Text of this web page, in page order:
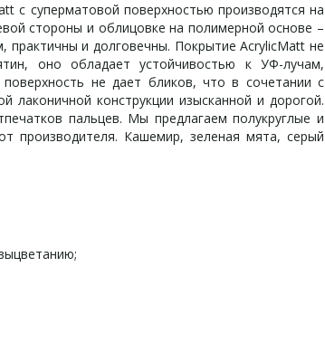
с суперматовой поверхностью производятся на
стороны и облицовке на полимерной основе –
практичны и долговечны. Покрытие AcrylicMatt не
оно обладает устойчивостью к УФ-лучам,
не дает бликов, что в сочетании с
конструкции изысканной и дорогой.
пальцев. Мы предлагаем полукруглые и
производителя. Кашемир, зеленая мята, серый